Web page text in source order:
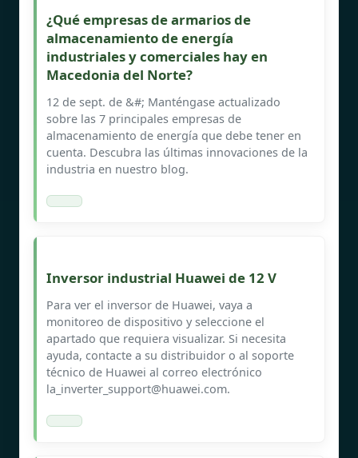
¿Qué empresas de armarios de
almacenamiento de energía
industriales y comerciales hay en
Macedonia del Norte?
12 de sept. de &#; Manténgase actualizado
sobre las 7 principales empresas de
almacenamiento de energía que debe tener en
cuenta. Descubra las últimas innovaciones de la
industria en nuestro blog.
Inversor industrial Huawei de 12 V
Para ver el inversor de Huawei, vaya a
monitoreo de dispositivo y seleccione el
apartado que requiera visualizar. Si necesita
ayuda, contacte a su distribuidor o al soporte
técnico de Huawei al correo electrónico
la_inverter_support@huawei.com.